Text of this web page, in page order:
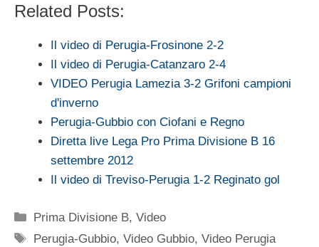
Related Posts:
Il video di Perugia-Frosinone 2-2
Il video di Perugia-Catanzaro 2-4
VIDEO Perugia Lamezia 3-2 Grifoni campioni
d'inverno
Perugia-Gubbio con Ciofani e Regno
Diretta live Lega Pro Prima Divisione B 16
settembre 2012
Il video di Treviso-Perugia 1-2 Reginato gol
Categorie
Prima Divisione B,Video
Tag
Perugia-Gubbio,Video Gubbio,Video Perugia